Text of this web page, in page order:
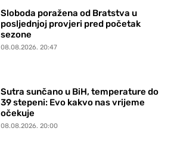
Sloboda poražena od Bratstva u
posljednjoj provjeri pred početak
sezone
08.08.2026. 20:47
Sutra sunčano u BiH, temperature do
39 stepeni: Evo kakvo nas vrijeme
očekuje
08.08.2026. 20:00